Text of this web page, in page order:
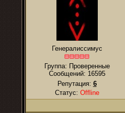
Генералиссимус
Группа: Проверенные
Сообщений: 16595
Репутация: 6
Статус: Offline